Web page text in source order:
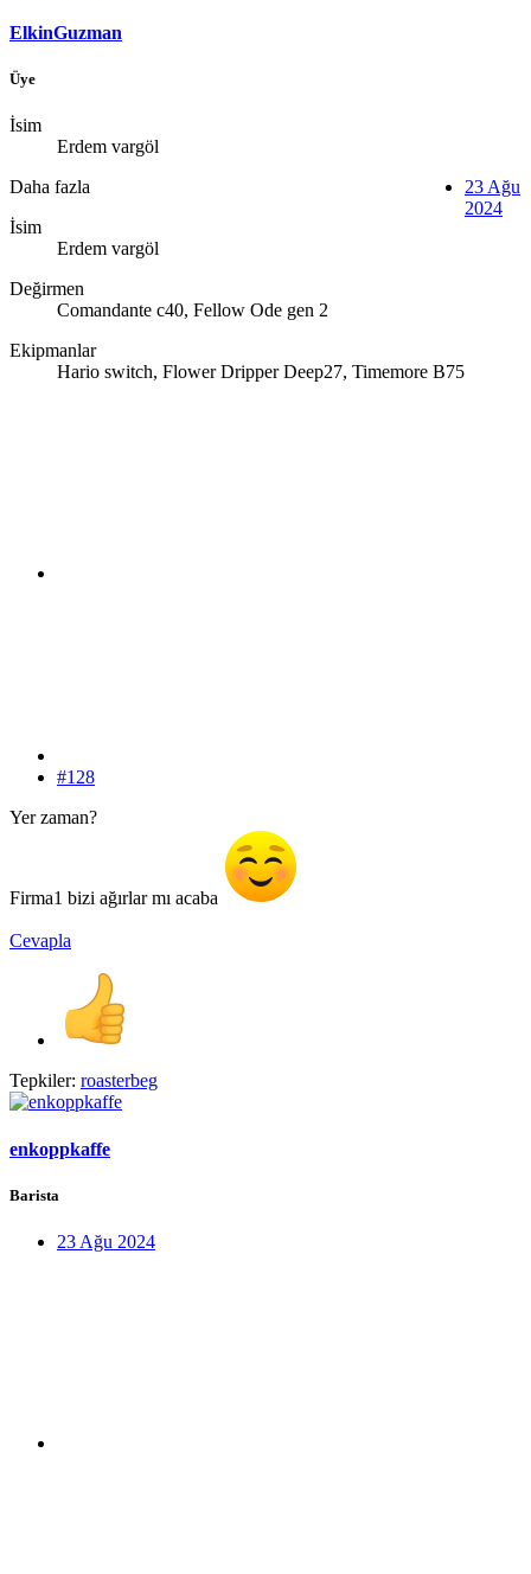
ElkinGuzman
Üye
İsim
Erdem vargöl
Daha fazla
İsim
Erdem vargöl
Değirmen
Comandante c40, Fellow Ode gen 2
Ekipmanlar
Hario switch, Flower Dripper Deep27, Timemore B75
23 Ağu
2024
#128
Yer zaman?
Firma1 bizi ağırlar mı acaba
Cevapla
Tepkiler: roasterbeg
enkoppkaffe
Barista
23 Ağu 2024